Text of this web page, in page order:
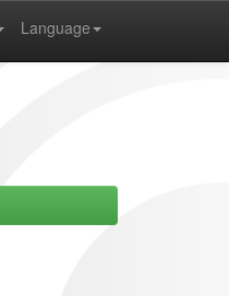
Language